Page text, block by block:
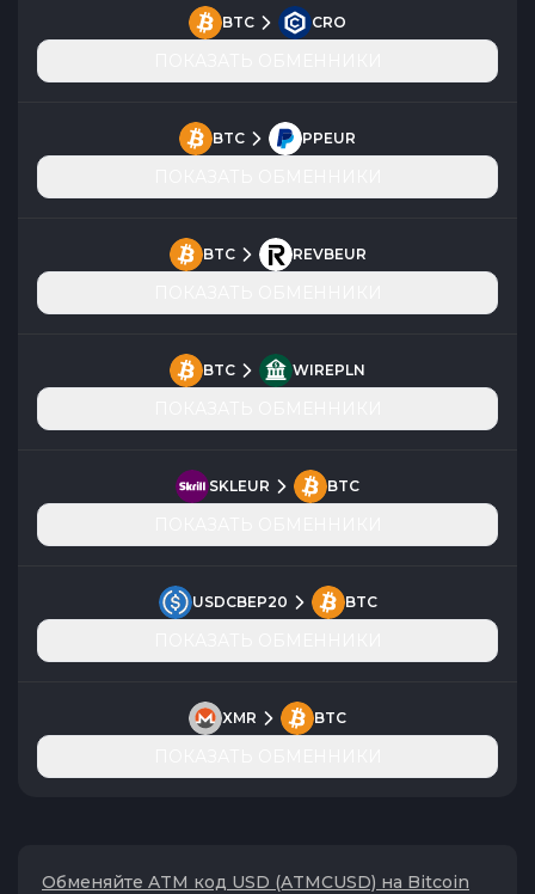
BTC CRO
BTC PPEUR
BTC REVBEUR
BTC WIREPLN
SKLEUR BTC
USDCBEP20 BTC
XMR BTC
Обменяйте ATM код USD (ATMCUSD) на Bitcoin